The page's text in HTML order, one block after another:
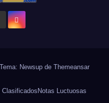
Tema: Newsup de Themeansar
Clasificados Notas Luctuosas